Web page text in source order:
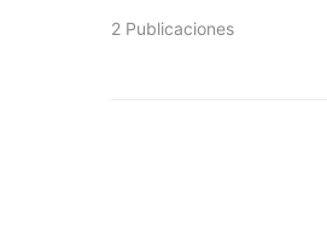
2 Publicaciones